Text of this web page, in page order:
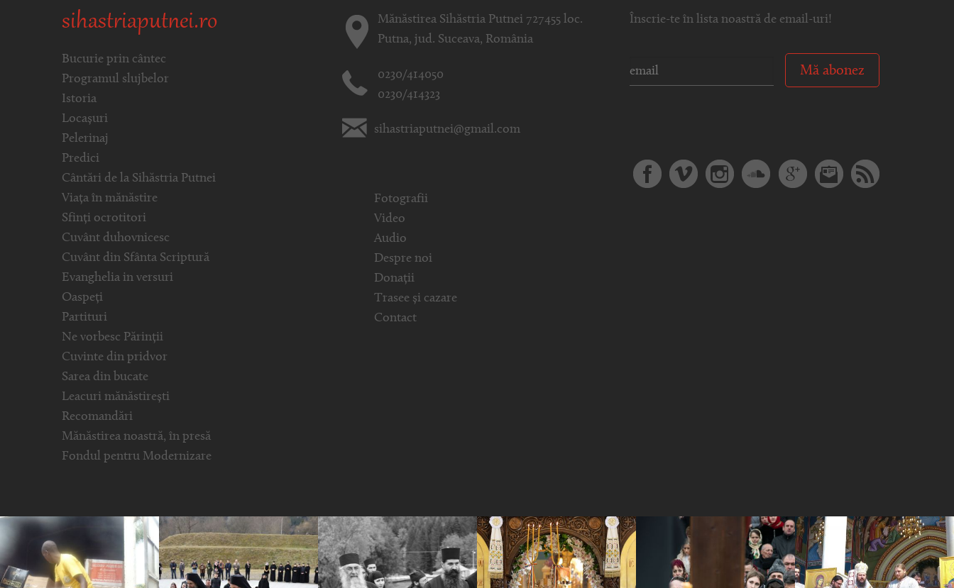
sihastriaputnei.ro
Bucurie prin cântec
Programul slujbelor
Istoria
Locașuri
Pelerinaj
Predici
Cântări de la Sihăstria Putnei
Viața în mănăstire
Sfinți ocrotitori
Cuvânt duhovnicesc
Cuvânt din Sfânta Scriptură
Evanghelia in versuri
Oaspeți
Partituri
Ne vorbesc Părinții
Cuvinte din pridvor
Sarea din bucate
Leacuri mănăstirești
Recomandări
Mănăstirea noastră, în presă
Fondul pentru Modernizare
Mănăstirea Sihăstria Putnei 727455 loc.
Putna, jud. Suceava, România
0230/414050
0230/414323
sihastriaputnei@gmail.com
Fotografii
Video
Audio
Despre noi
Donații
Trasee și cazare
Contact
Înscrie-te în lista noastră de email-uri!
Mă abonez